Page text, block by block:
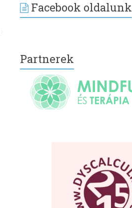
Facebook oldalunk
Partnerek